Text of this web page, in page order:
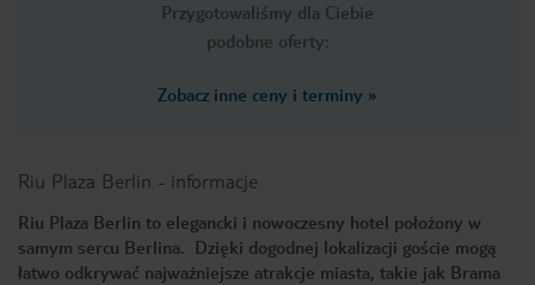
Przygotowaliśmy dla Ciebie
podobne oferty:
Zobacz inne ceny i terminy »
Riu Plaza Berlin - informacje
Riu Plaza Berlin to elegancki i nowoczesny hotel położony w
samym sercu Berlina. Dzięki dogodnej lokalizacji goście mogą
łatwo odkrywać najważniejsze atrakcje miasta, takie jak Brama